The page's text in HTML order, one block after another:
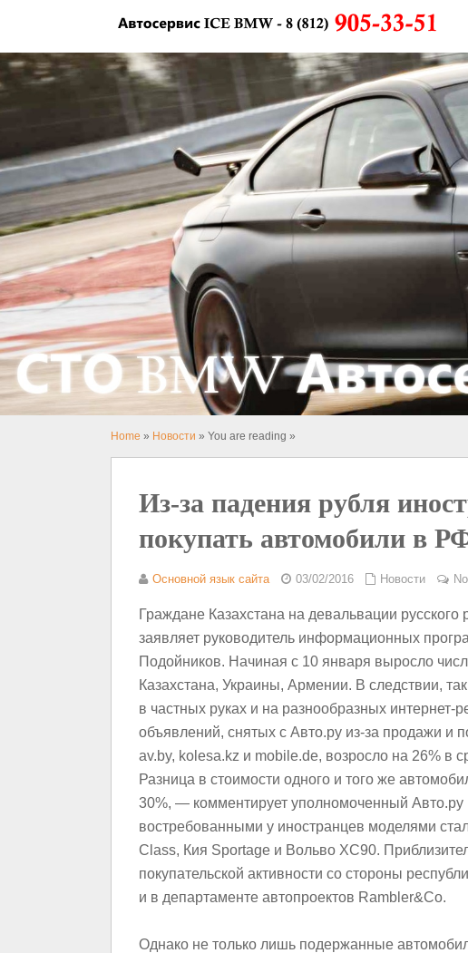
Home » Новости » You are reading »
Из-за падения рубля
покупать автомобили в
Основной язык сайта 03/02/2016 Новости
Граждане Казахстана на девальвации русского
заявляет руководитель информационных
Подойников. Начиная с 10 января выросло
Казахстана, Украины, Армении. В следствии,
в частных руках и на разнообразных интернет-
объявлений, снятых с Авто.ру из-за продажи и
av.by, kolesa.kz и mobile.de, возросло на 26% в
Разница в стоимости одного и того же
30%, — комментирует уполномоченный
востребованными у иностранцев моделями
Class, Кия Sportage и Вольво XC90.
покупательской активности со стороны
и в департаменте автопроектов Rambler&Co.
Однако не только лишь подержанные